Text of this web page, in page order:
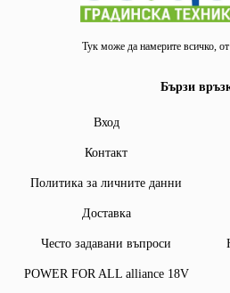
Тук може да намерите всичко,
Бързи
Вход
Контакт
Политика за личните данни
Доставка
Често задавани въпроси
POWER FOR ALL alliance 18V